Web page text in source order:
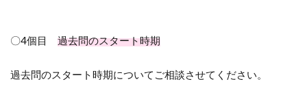
〇4個目 過去問のスタート時期
過去問のスタート時期についてご相談させてください。